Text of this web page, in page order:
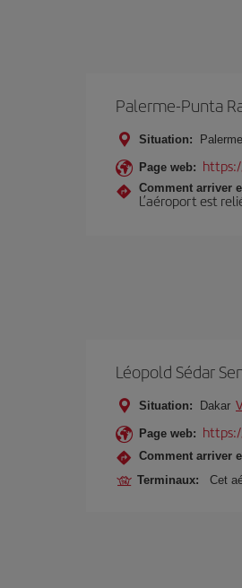
Palerme-Punta
Situation: Palerme
Page web:
Comment arriver
L’aéroport est
Léopold Sédar
Situation: Dakar
Page web:
Comment arriver
Terminaux: Cet